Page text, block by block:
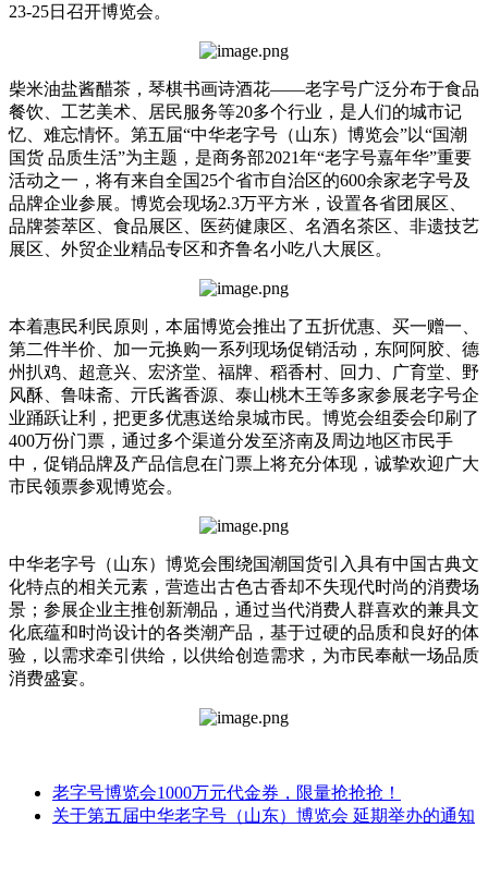
23-25日召开博览会。
柴米油盐酱醋茶，琴棋书画诗酒花——老字号广泛分布于食品
餐饮、工艺美术、居民服务等20多个行业，是人们的城市记
忆、难忘情怀。第五届“中华老字号（山东）博览会”以“国潮
国货 品质生活”为主题，是商务部2021年“老字号嘉年华”重要
活动之一，将有来自全国25个省市自治区的600余家老字号及
品牌企业参展。博览会现场2.3万平方米，设置各省团展区、
品牌荟萃区、食品展区、医药健康区、名酒名茶区、非遗技艺
展区、外贸企业精品专区和齐鲁名小吃八大展区。
本着惠民利民原则，本届博览会推出了五折优惠、买一赠一、
第二件半价、加一元换购一系列现场促销活动，东阿阿胶、德
州扒鸡、超意兴、宏济堂、福牌、稻香村、回力、广育堂、野
风酥、鲁味斋、亓氏酱香源、泰山桃木王等多家参展老字号企
业踊跃让利，把更多优惠送给泉城市民。博览会组委会印刷了
400万份门票，通过多个渠道分发至济南及周边地区市民手
中，促销品牌及产品信息在门票上将充分体现，诚挚欢迎广大
市民领票参观博览会。
中华老字号（山东）博览会围绕国潮国货引入具有中国古典文
化特点的相关元素，营造出古色古香却不失现代时尚的消费场
景；参展企业主推创新潮品，通过当代消费人群喜欢的兼具文
化底蕴和时尚设计的各类潮产品，基于过硬的品质和良好的体
验，以需求牵引供给，以供给创造需求，为市民奉献一场品质
消费盛宴。
老字号博览会1000万元代金券，限量抢抢抢！
关于第五届中华老字号（山东）博览会 延期举办的通知